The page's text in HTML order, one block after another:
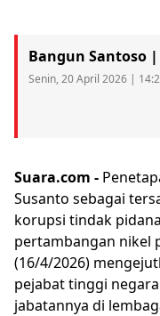
Bangun Santoso
Senin, 20 April 2026 |
Suara.com -
Susanto sebagai
korupsi tindak
pertambangan nikel
(16/4/2026)
pejabat tinggi
jabatannya di